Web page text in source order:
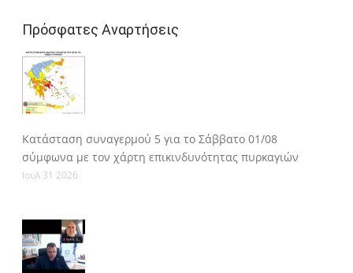
Πρόσφατες Αναρτήσεις
Κατάσταση συναγερμού 5 για το Σάββατο 01/08
σύμφωνα με τον χάρτη επικινδυνότητας πυρκαγιών
Ιουλ 31 2026